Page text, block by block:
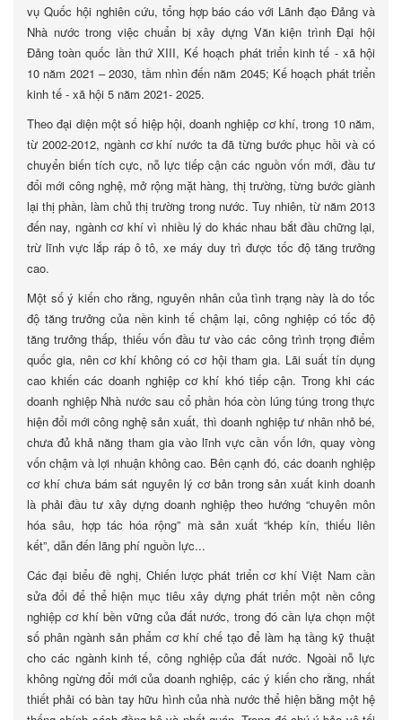
vụ Quốc hội nghiên cứu, tổng hợp báo cáo với Lãnh đạo Đảng và
Nhà nước trong việc chuẩn bị xây dựng Văn kiện trình Đại hội
Đảng toàn quốc lần thứ XIII, Kế hoạch phát triển kinh tế - xã hội
10 năm 2021 – 2030, tầm nhìn đến năm 2045; Kế hoạch phát triển
kinh tế - xã hội 5 năm 2021- 2025.
Theo đại diện một số hiệp hội, doanh nghiệp cơ khí, trong 10 năm,
từ 2002-2012, ngành cơ khí nước ta đã từng bước phục hồi và có
chuyển biến tích cực, nỗ lực tiếp cận các nguồn vốn mới, đầu tư
đổi mới công nghệ, mở rộng mặt hàng, thị trường, từng bước giành
lại thị phần, làm chủ thị trường trong nước. Tuy nhiên, từ năm 2013
đến nay, ngành cơ khí vì nhiều lý do khác nhau bắt đầu chững lại,
trừ lĩnh vực lắp ráp ô tô, xe máy duy trì được tốc độ tăng trưởng
cao.
Một số ý kiến cho rằng, nguyên nhân của tình trạng này là do tốc
độ tăng trưởng của nền kinh tế chậm lại, công nghiệp có tốc độ
tăng trưởng thấp, thiếu vốn đầu tư vào các công trình trọng điểm
quốc gia, nên cơ khí không có cơ hội tham gia. Lãi suất tín dụng
cao khiến các doanh nghiệp cơ khí khó tiếp cận. Trong khi các
doanh nghiệp Nhà nước sau cổ phần hóa còn lúng túng trong thực
hiện đổi mới công nghệ sản xuất, thì doanh nghiệp tư nhân nhỏ bé,
chưa đủ khả năng tham gia vào lĩnh vực cần vốn lớn, quay vòng
vốn chậm và lợi nhuận không cao. Bên cạnh đó, các doanh nghiệp
cơ khí chưa bám sát nguyên lý cơ bản trong sản xuất kinh doanh
là phải đầu tư xây dựng doanh nghiệp theo hướng “chuyên môn
hóa sâu, hợp tác hóa rộng” mà sản xuất “khép kín, thiếu liên
kết”, dẫn đến lãng phí nguồn lực...
Các đại biểu đề nghị, Chiến lược phát triển cơ khí Việt Nam cần
sửa đổi để thể hiện mục tiêu xây dựng phát triển một nền công
nghiệp cơ khí bền vững của đất nước, trong đó cần lựa chọn một
số phân ngành sản phẩm cơ khí chế tạo để làm hạ tầng kỹ thuật
cho các ngành kinh tế, công nghiệp của đất nước. Ngoài nỗ lực
không ngừng đổi mới của doanh nghiệp, các ý kiến cho rằng, nhất
thiết phải có bàn tay hữu hình của nhà nước thể hiện bằng một hệ